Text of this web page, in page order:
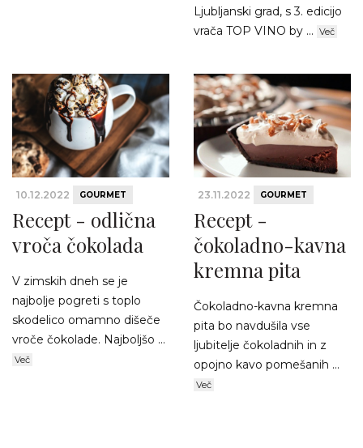
Ljubljanski grad, s 3. edicijo
vrača TOP VINO by ... Več
10.12.2022 GOURMET
Recept - odlična
vroča čokolada
V zimskih dneh se je
najbolje pogreti s toplo
skodelico omamno dišeče
vroče čokolade. Najboljšo ...
Več
23.11.2022 GOURMET
Recept -
čokoladno-kavna
kremna pita
Čokoladno-kavna kremna
pita bo navdušila vse
ljubitelje čokoladnih in z
opojno kavo pomešanih ...
Več